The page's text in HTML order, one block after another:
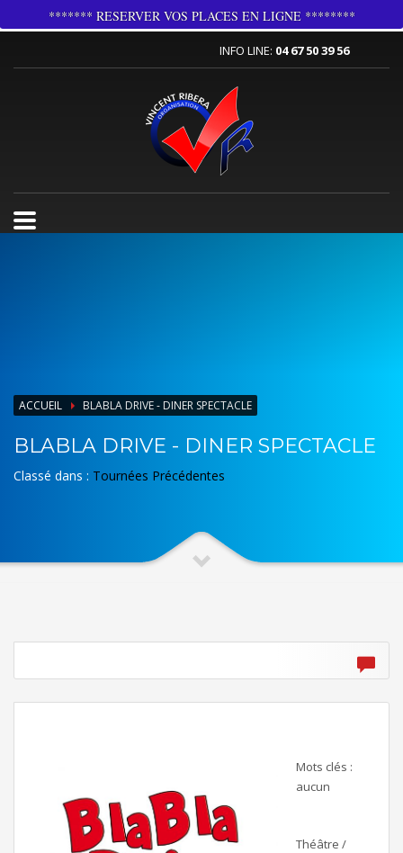
INFO LINE: 04 67 50 39 56
ACCUEIL BLABLA DRIVE - DINER SPECTACLE
BLABLA DRIVE - DINER SPECTACLE
Classé dans : Tournées Précédentes
Mots clés :
aucun
Théâtre /
******* RESERVER VOS PLACES EN LIGNE ********